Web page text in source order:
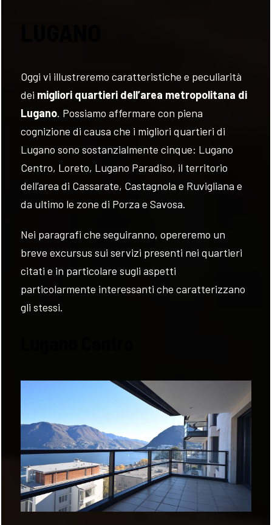
Oggi vi illustreremo caratteristiche e peculiarità
dei migliori quartieri dell’area metropolitana di
Lugano. Possiamo affermare con piena
cognizione di causa che i migliori quartieri di
Lugano sono sostanzialmente cinque: Lugano
Centro, Loreto, Lugano Paradiso, il territorio
dell’area di Cassarate, Castagnola e Ruvigliana e
da ultimo le zone di Porza e Savosa.
Nei paragrafi che seguiranno, opereremo un
breve excursus sui servizi presenti nei quartieri
citati e in particolare sugli aspetti
particolarmente interessanti che caratterizzano
gli stessi.
AZIENDA
CONTATTI
AWARDS